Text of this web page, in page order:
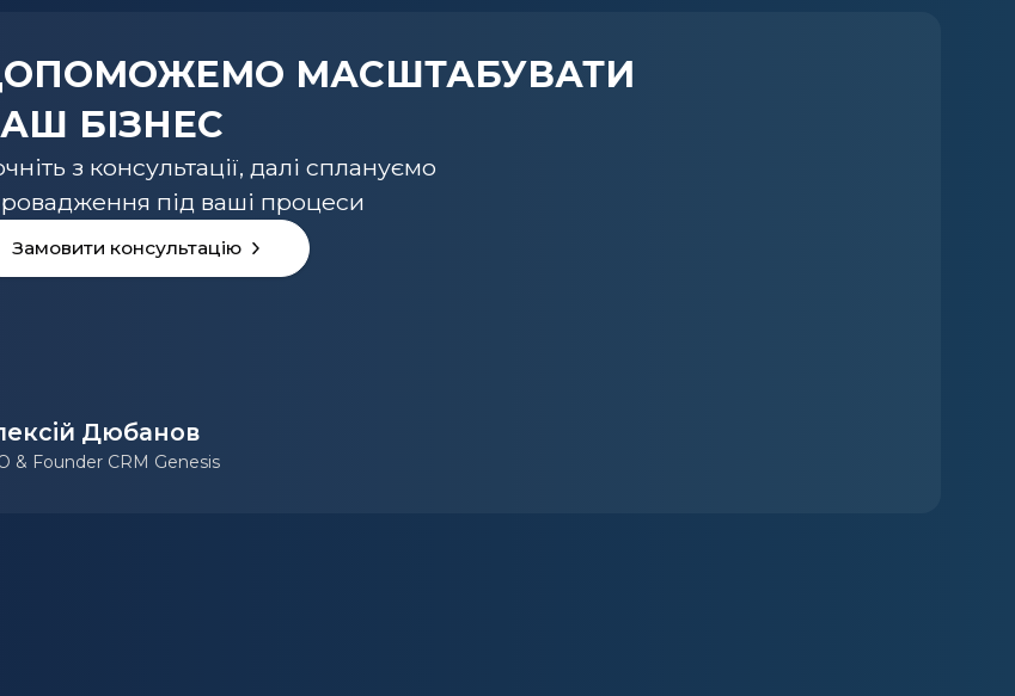
МАСШТАБУВАТИ
БІЗНЕС
з консультації, далі сплануємо
під ваші процеси
Замовити консультацію
Дюбанов
& Founder CRM Genesis